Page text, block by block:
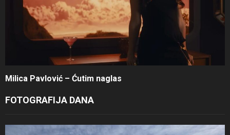
Milica Pavlović – Ćutim naglas
FOTOGRAFIJA DANA